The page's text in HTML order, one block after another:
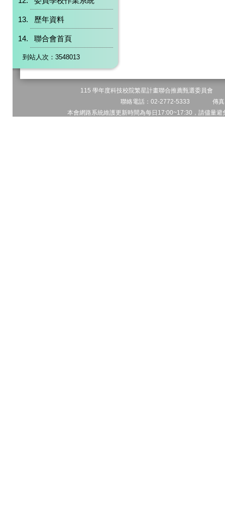
歷年資料
聯合會首頁
到站人次：3548013
115 學年度科技校院繁星計畫聯合推薦甄選委員會
聯絡電話：02-2772-5333 傳
本會網路系統維護更新時間為每日17:00~17:30，請儘量